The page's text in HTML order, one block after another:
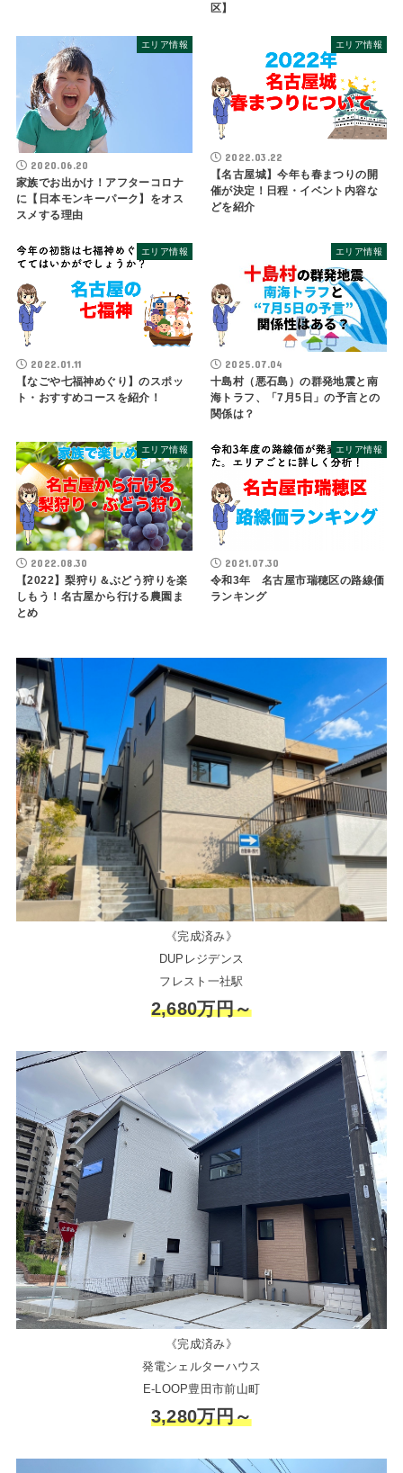
区】
エリア情報
2020.06.20
家族でお出かけ！アフターコロナ
に【日本モンキーパーク】をオス
スメする理由
エリア情報
2022.03.22
【名古屋城】今年も春まつりの開
催が決定！日程・イベント内容な
どを紹介
エリア情報
2022.01.11
【なごや七福神めぐり】のスポッ
ト・おすすめコースを紹介！
エリア情報
2025.07.04
十島村（悪石島）の群発地震と南
海トラフ、「7月5日」の予言との
関係は？
エリア情報
2022.08.30
【2022】梨狩り＆ぶどう狩りを楽
しもう！名古屋から行ける農園ま
とめ
エリア情報
2021.07.30
令和3年 名古屋市瑞穂区の路線価
ランキング
《完成済み》
DUPレジデンス
フレスト一社駅
2,680万円～
《完成済み》
発電シェルターハウス
E-LOOP豊田市前山町
3,280万円～